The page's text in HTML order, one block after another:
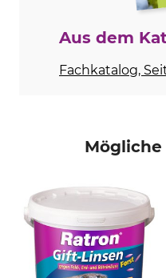
Aus dem
Fachkatalog,